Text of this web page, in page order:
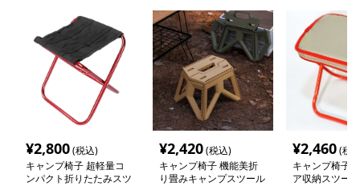
¥2,800(税込)
キャンプ椅子 超軽量コ
ンパクト折りたたみスツ
¥2,420(税込)
キャンプ椅子 機能美折
り畳みキャンプスツール
¥2,460(税
キャンプ椅子
ア収納スツール